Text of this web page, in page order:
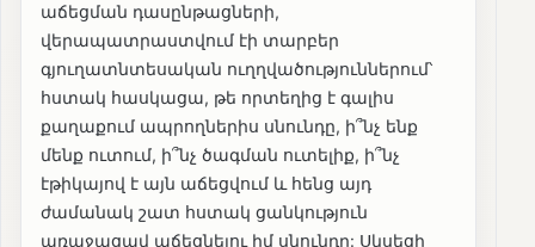
աճեցման դասընթացների,
վերապատրաստվում էի տարբեր
գյուղատնտեսական ուղղվածություններում՝
հստակ հասկացա, թե որտեղից է գալիս
քաղաքում ապրողներիս սնունդը, ի՞նչ ենք
մենք ուտում, ի՞նչ ծագման ուտելիք, ի՞նչ
էթիկայով է այն աճեցվում և հենց այդ
ժամանակ շատ հստակ ցանկություն
առաջացավ աճեցնելու իմ սնունդը: Սկսեցի